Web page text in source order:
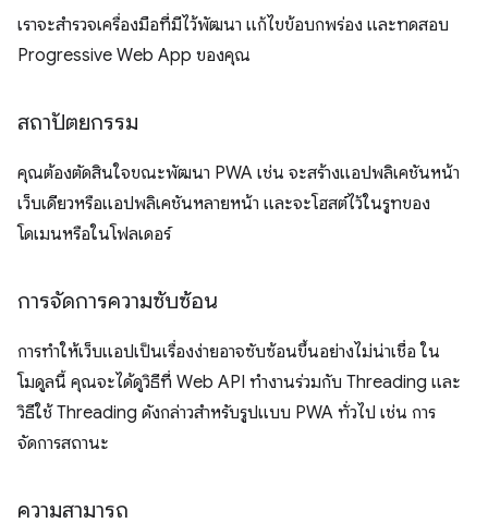
เราจะสำรวจเครื่องมือที่มีไว้พัฒนา แก้ไขข้อบกพร่อง และทดสอบ
Progressive Web App ของคุณ
สถาปัตยกรรม
คุณต้องตัดสินใจขณะพัฒนา PWA เช่น จะสร้างแอปพลิเคชันหน้า
เว็บเดียวหรือแอปพลิเคชันหลายหน้า และจะโฮสต์ไว้ในรูทของ
โดเมนหรือในโฟลเดอร์
การจัดการความซับซ้อน
การทำให้เว็บแอปเป็นเรื่องง่ายอาจซับซ้อนขึ้นอย่างไม่น่าเชื่อ ใน
โมดูลนี้ คุณจะได้ดูวิธีที่ Web API ทำงานร่วมกับ Threading และ
วิธีใช้ Threading ดังกล่าวสำหรับรูปแบบ PWA ทั่วไป เช่น การ
จัดการสถานะ
ความสามารถ